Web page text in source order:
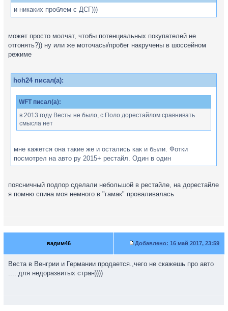
и никаких проблем с ДСГ)))
может просто молчат, чтобы потенциальных покупателей не
отгонять?)) ну или же моточасы/пробег накручены в шоссейном
режиме
hoh24 писал(а):
WFT писал(а):
в 2013 году Весты не было, с Поло дорестайлом сравнивать
смысла нет
мне кажется она такие же и остались как и были. Фотки
посмотрел на авто ру 2015+ рестайл. Один в один
поясничный подпор сделали небольшой в рестайле, на дорестайле
я помню спина моя немного в "гамак" проваливалась
вадим46 Добавлено: 16 май 2017, 23:59
Веста в Венгрии и Германии продается.,чего не скажешь про авто
.... для недоразвитых стран))))